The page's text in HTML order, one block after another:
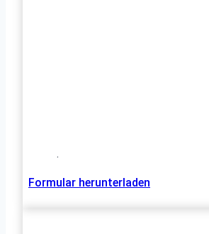
.
Formular herunterladen